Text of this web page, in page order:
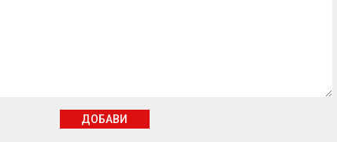
ДОБАВИ